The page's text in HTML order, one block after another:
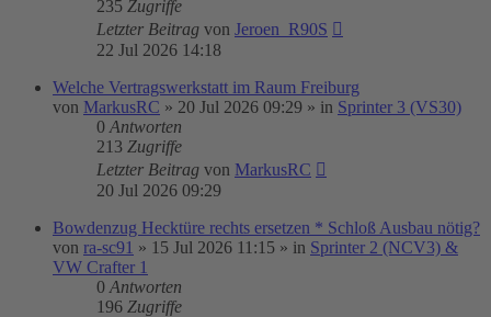
235 Zugriffe
Letzter Beitrag von Jeroen_R90S
22 Jul 2026 14:18
Welche Vertragswerkstatt im Raum Freiburg
von MarkusRC » 20 Jul 2026 09:29 » in Sprinter 3 (VS30)
0 Antworten
213 Zugriffe
Letzter Beitrag von MarkusRC
20 Jul 2026 09:29
Bowdenzug Hecktüre rechts ersetzen * Schloß Ausbau nötig?
von ra-sc91 » 15 Jul 2026 11:15 » in Sprinter 2 (NCV3) &
VW Crafter 1
0 Antworten
196 Zugriffe